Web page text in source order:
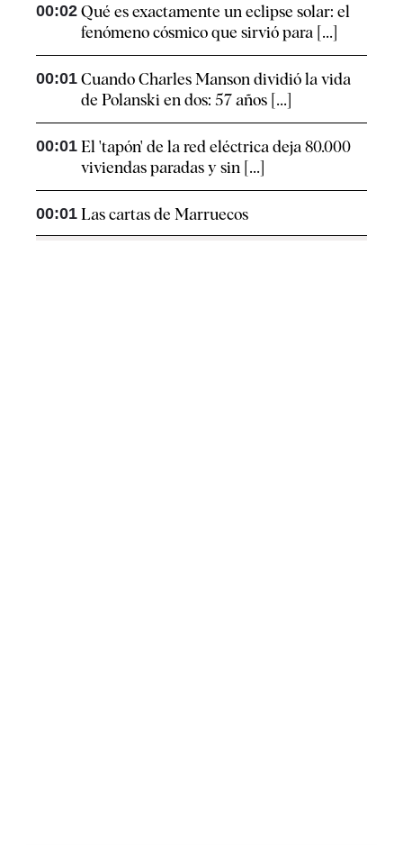
00:02 Qué es exactamente un eclipse solar: el
fenómeno cósmico que sirvió para [...]
00:01 Cuando Charles Manson dividió la vida
de Polanski en dos: 57 años [...]
00:01 El 'tapón' de la red eléctrica deja 80.000
viviendas paradas y sin [...]
00:01 Las cartas de Marruecos